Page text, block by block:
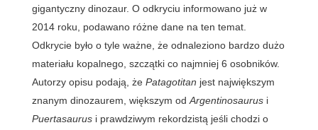
gigantyczny dinozaur. O odkryciu informowano już w
2014 roku, podawano różne dane na ten temat.
Odkrycie było o tyle ważne, że odnaleziono bardzo dużo
materiału kopalnego, szczątki co najmniej 6 osobników.
Autorzy opisu podają, że Patagotitan jest największym
znanym dinozaurem, większym od Argentinosaurusi
Puertasaurusi prawdziwym rekordzistą jeśli chodzi o